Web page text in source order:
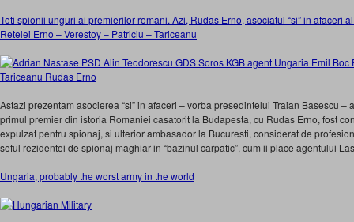
Toti spionii unguri ai premierilor romani. Azi, Rudas Erno, asociatul “si” in afaceri
Retelei Erno – Verestoy – Patriciu – Tariceanu
Astazi prezentam asocierea “si” in afaceri – vorba presedintelui Traian Basescu –
primul premier din istoria Romaniei casatorit la Budapesta, cu Rudas Erno, fost
expulzat pentru spionaj, si ulterior ambasador la Bucuresti, considerat de
seful rezidentei de spionaj maghiar in “bazinul carpatic”, cum ii place agentului
Ungaria, probably the worst army in the world